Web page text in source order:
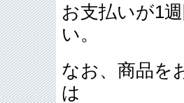
お支払いが1
い。
なお、商品を
は